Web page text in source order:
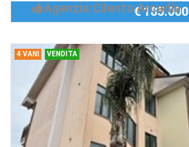
Agenzia:Cilento Arcadia
€ 185.000
4 VANI VENDITA